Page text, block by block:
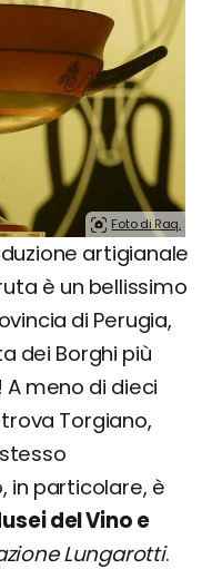
Foto di Raq.
artigianale
è un bellissimo
di Perugia,
dei Borghi più
A meno di dieci
Torgiano,
in particolare, è
del Vino e
Lungarotti.